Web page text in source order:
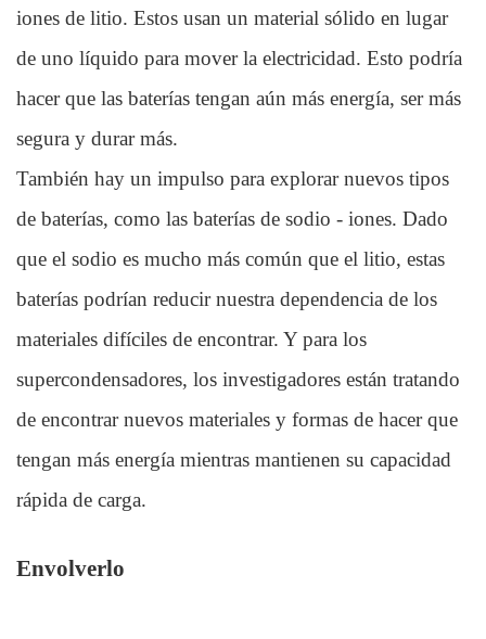
iones de litio. Estos usan un material sólido en lugar
de uno líquido para mover la electricidad. Esto podría
hacer que las baterías tengan aún más energía, ser más
segura y durar más.
También hay un impulso para explorar nuevos tipos
de baterías, como las baterías de sodio - iones. Dado
que el sodio es mucho más común que el litio, estas
baterías podrían reducir nuestra dependencia de los
materiales difíciles de encontrar. Y para los
supercondensadores, los investigadores están tratando
de encontrar nuevos materiales y formas de hacer que
tengan más energía mientras mantienen su capacidad
rápida de carga.
Envolverlo